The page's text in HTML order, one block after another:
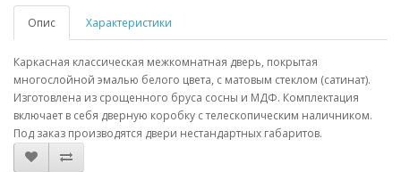
Опис Характеристики
Каркасная классическая межкомнатная дверь, покрытая
многослойной эмалью белого цвета, с матовым стеклом (сатинат).
Изготовлена из срощенного бруса сосны и МДФ. Комплектация
включает в себя дверную коробку с телескопическим наличником.
Под заказ производятся двери нестандартных габаритов.